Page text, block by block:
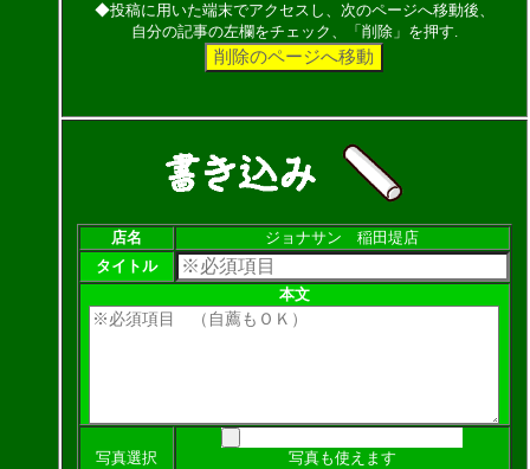
◆投稿に用いた端末でアクセスし、次のページへ移動後、
自分の記事の左欄をチェック、「削除」を押す.
店名
ジョナサン 稲田堤店
タイトル
本文
写真選択
写真も使えます